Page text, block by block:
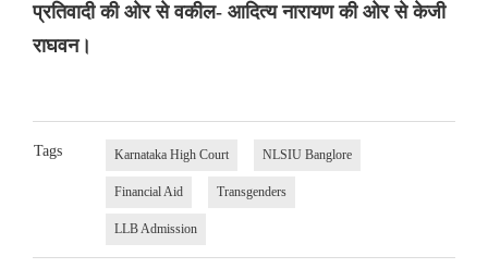
प्रतिवादी की ओर से वकील- आदित्य नारायण की ओर से केजी
राघवन।
Tags Karnataka High Court NLSIU Banglore
Financial Aid Transgenders
LLB Admission